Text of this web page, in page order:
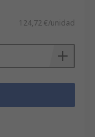
€, podía
124,72 €/unidad